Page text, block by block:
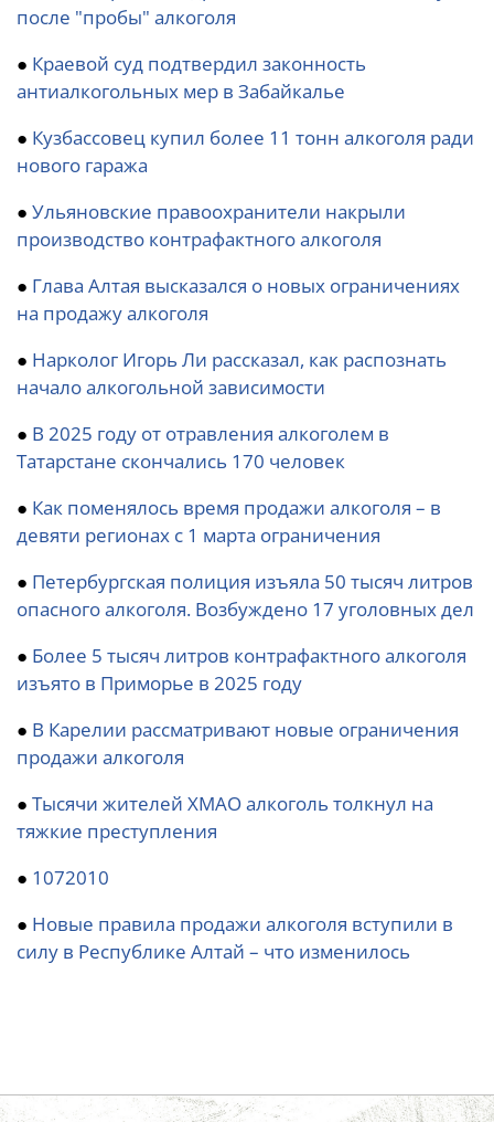
после "пробы" алкоголя
● Краевой суд подтвердил законность
антиалкогольных мер в Забайкалье
● Кузбассовец купил более 11 тонн алкоголя ради
нового гаража
● Ульяновские правоохранители накрыли
производство контрафактного алкоголя
● Глава Алтая высказался о новых ограничениях
на продажу алкоголя
● Нарколог Игорь Ли рассказал, как распознать
начало алкогольной зависимости
● В 2025 году от отравления алкоголем в
Татарстане скончались 170 человек
● Как поменялось время продажи алкоголя – в
девяти регионах с 1 марта ограничения
● Петербургская полиция изъяла 50 тысяч литров
опасного алкоголя. Возбуждено 17 уголовных дел
● Более 5 тысяч литров контрафактного алкоголя
изъято в Приморье в 2025 году
● В Карелии рассматривают новые ограничения
продажи алкоголя
● Тысячи жителей ХМАО алкоголь толкнул на
тяжкие преступления
● 1072010
● Новые правила продажи алкоголя вступили в
силу в Республике Алтай – что изменилось